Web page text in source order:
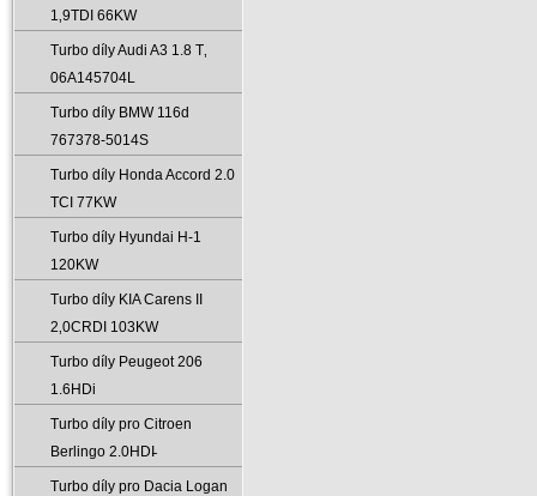
1‚9TDI 66KW
Turbo díly Audi A3 1.8 T‚
06A145704L
Turbo díly BMW 116d
767378-5014S
Turbo díly Honda Accord 2.0
TCI 77KW
Turbo díly Hyundai H-1
120KW
Turbo díly KIA Carens II
2‚0CRDI 103KW
Turbo díly Peugeot 206
1.6HDi
Turbo díly pro Citroen
Berlingo 2.0HDI̵
Turbo díly pro Dacia Logan